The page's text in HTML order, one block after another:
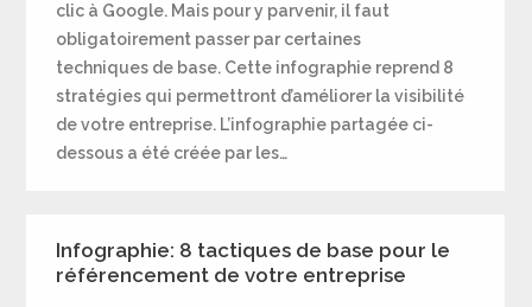
clic à Google. Mais pour y parvenir, il faut
obligatoirement passer par certaines
techniques de base. Cette infographie reprend 8
stratégies qui permettront d’améliorer la visibilité
de votre entreprise. L’infographie partagée ci-
dessous a été créée par les…
Infographie: 8 tactiques de base pour le
référencement de votre entreprise